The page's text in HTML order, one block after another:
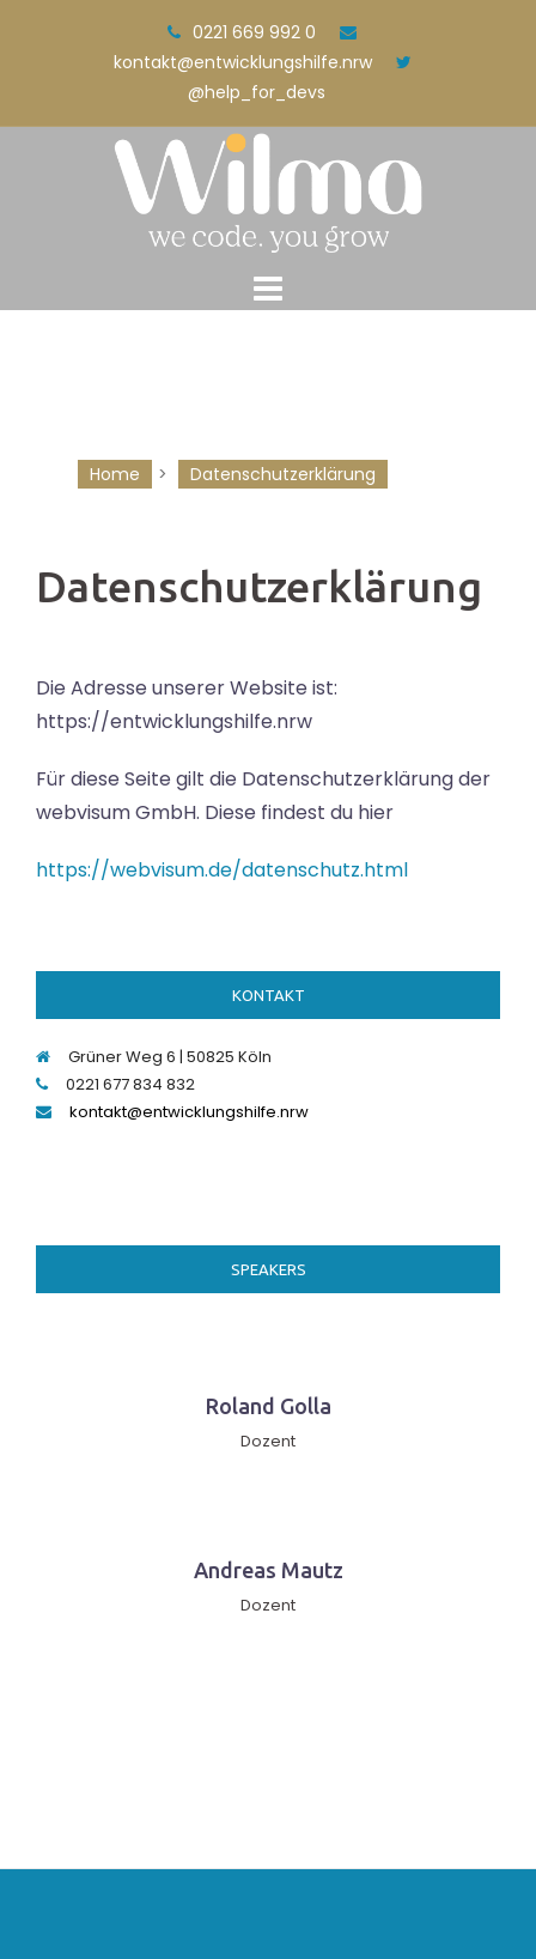
0221 669 992 0
kontakt@entwicklungshilfe.nrw
@help_for_devs
Home > Datenschutzerklärung
Datenschutzerklärung
Die Adresse unserer Website ist:
https://entwicklungshilfe.nrw
Für diese Seite gilt die Datenschutzerklärung der
webvisum GmbH. Diese findest du hier
https://webvisum.de/datenschutz.html
KONTAKT
Grüner Weg 6 | 50825 Köln
0221 677 834 832
kontakt@entwicklungshilfe.nrw
SPEAKERS
Roland Golla
Dozent
Andreas Mautz
Dozent